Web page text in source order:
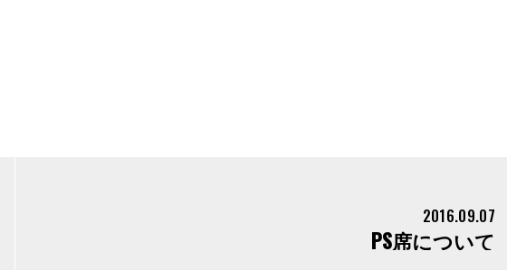
2016.09.07
PS席について